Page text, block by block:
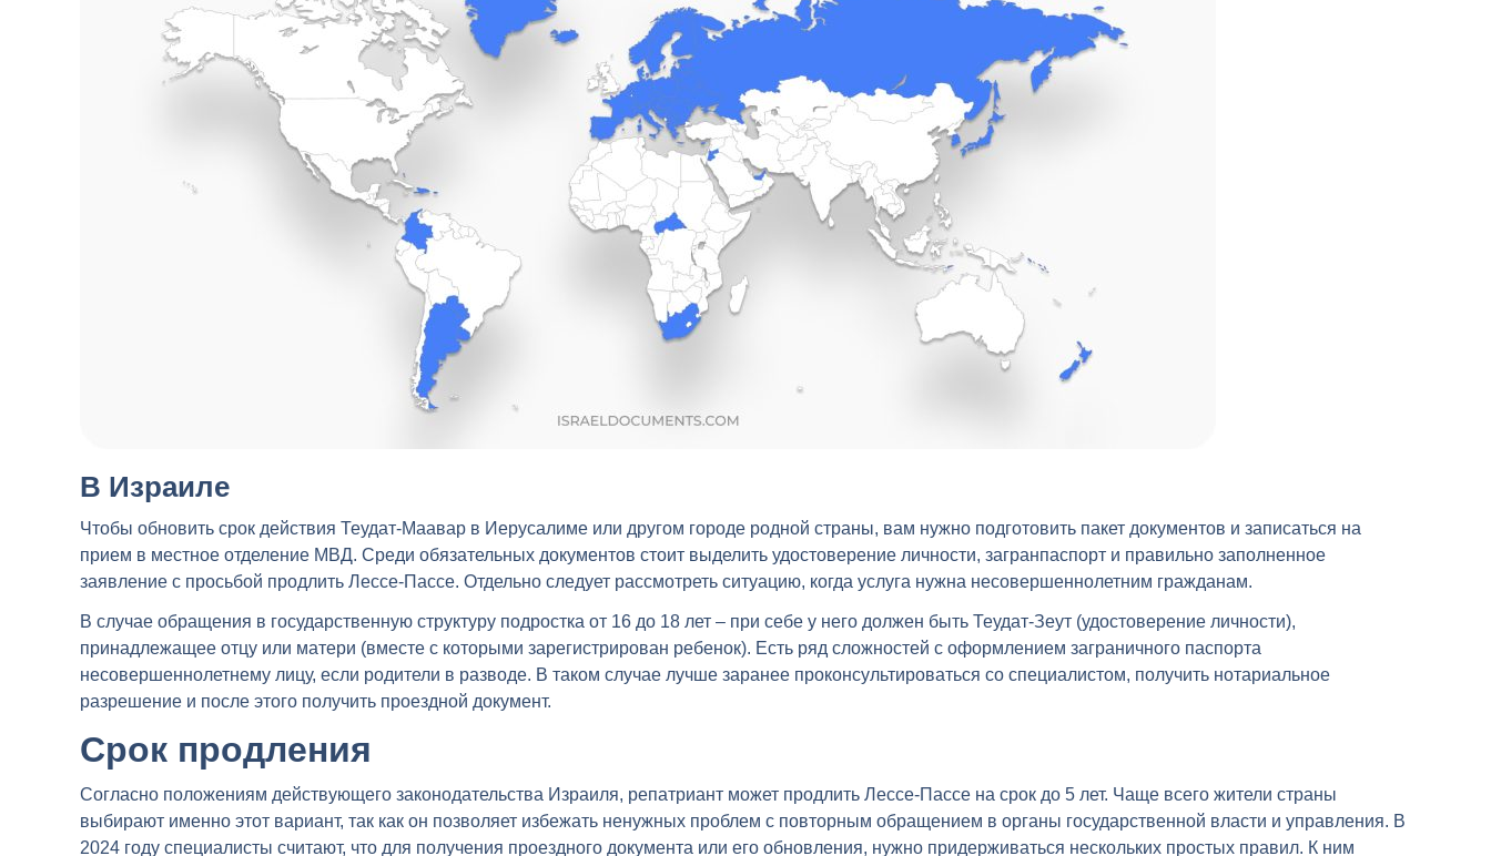
В Израиле
Чтобы обновить срок действия Теудат-Маавар в Иерусалиме или другом городе родной страны, вам нужно подготовить пакет документов и записаться на
прием в местное отделение МВД. Среди обязательных документов стоит выделить удостоверение личности, загранпаспорт и правильно заполненное
заявление с просьбой продлить Лессе-Пассе. Отдельно следует рассмотреть ситуацию, когда услуга нужна несовершеннолетним гражданам.
В случае обращения в государственную структуру подростка от 16 до 18 лет – при себе у него должен быть Теудат-Зеут (удостоверение личности),
принадлежащее отцу или матери (вместе с которыми зарегистрирован ребенок). Есть ряд сложностей с оформлением заграничного паспорта
несовершеннолетнему лицу, если родители в разводе. В таком случае лучше заранее проконсультироваться со специалистом, получить нотариальное
разрешение и после этого получить проездной документ.
Срок продления
Согласно положениям действующего законодательства Израиля, репатриант может продлить Лессе-Пассе на срок до 5 лет. Чаще всего жители страны
выбирают именно этот вариант, так как он позволяет избежать ненужных проблем с повторным обращением в органы государственной власти и управления. В
2024 году специалисты считают, что для получения проездного документа или его обновления, нужно придерживаться нескольких простых правил. К ним